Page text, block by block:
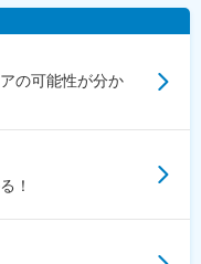
の可能性が分か
！